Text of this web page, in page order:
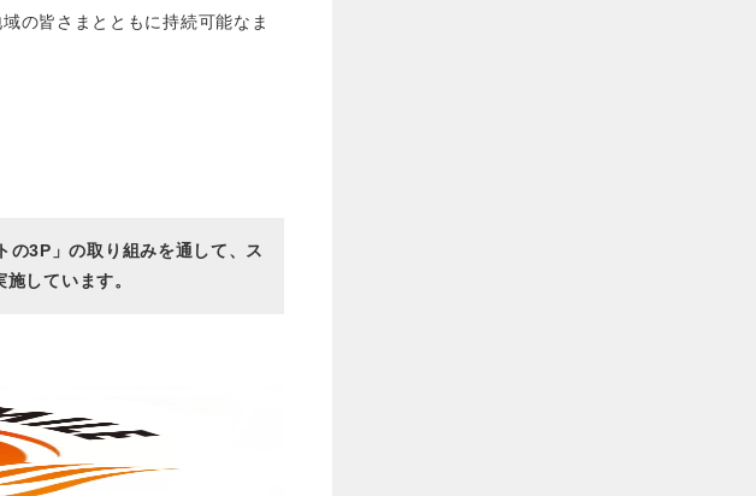
の皆さまとともに持続可能なま
3P」の取り組みを通して、ス
しています。